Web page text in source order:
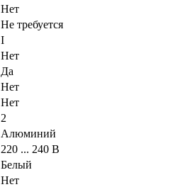
Нет
Не требуется
I
Нет
Да
Нет
Нет
2
Алюминий
220 ... 240 В
Белый
Нет